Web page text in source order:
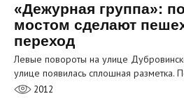
«Дежурная группа»:
мостом сделают
переход
Левые повороты на улице
улице появилась сплошная разметка.
2012